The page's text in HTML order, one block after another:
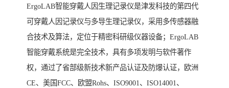
ErgoLAB智能穿戴人因生理记录仪是津发科技的第四代
可穿戴人因记录仪与多导生理记录仪，采用多传感器融
合技术及算法，定位于精密科研级仪器设备；ErgoLAB
智能穿戴系统是完全技术，具有多项发明与软件著作
权，通过了省部级新技术新产品认证及防爆认证，欧洲
CE、美国FCC、欧盟Rohs、ISO9001、ISO14001、